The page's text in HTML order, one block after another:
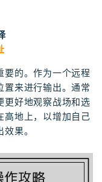
要的。作为一个远程
置来进行输出。通常
更好地观察战场和选
高地上，以增加自己
果。